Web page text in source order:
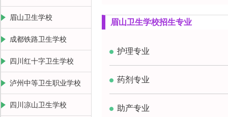
眉山卫生学校
成都铁路卫生学校
四川红十字卫生学校
泸州中等卫生职业学校
四川凉山卫生学校
眉山卫生学校招生专业
护理专业
药剂专业
助产专业